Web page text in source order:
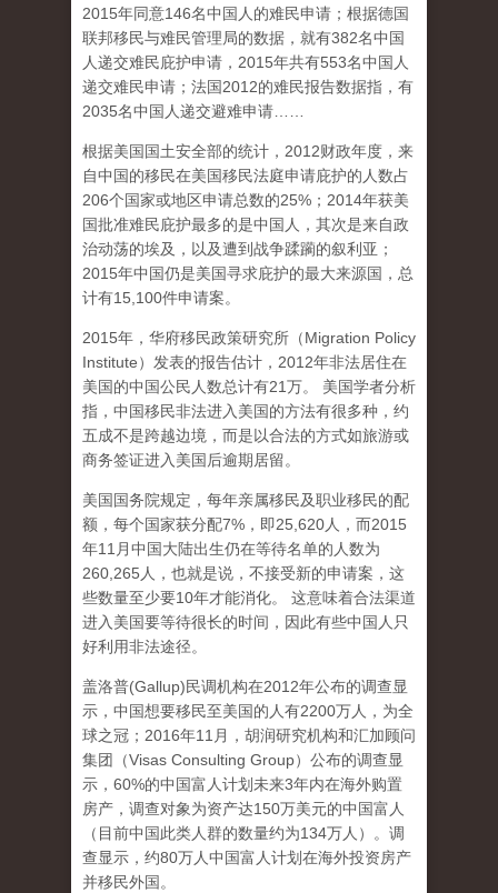
2015年同意146名中国人的难民申请；根据德国
联邦移民与难民管理局的数据，就有382名中国
人递交难民庇护申请，2015年共有553名中国人
递交难民申请；法国2012的难民报告数据指，有
2035名中国人递交避难申请……
根据美国国土安全部的统计，2012财政年度，来
自中国的移民在美国移民法庭申请庇护的人数占
206个国家或地区申请总数的25%；2014年获美
国批准难民庇护最多的是中国人，其次是来自政
治动荡的埃及，以及遭到战争蹂躏的叙利亚；
2015年中国仍是美国寻求庇护的最大来源国，总
计有15,100件申请案。
2015年，华府移民政策研究所（Migration Policy
Institute）发表的报告估计，2012年非法居住在
美国的中国公民人数总计有21万。 美国学者分析
指，中国移民非法进入美国的方法有很多种，约
五成不是跨越边境，而是以合法的方式如旅游或
商务签证进入美国后逾期居留。
美国国务院规定，每年亲属移民及职业移民的配
额，每个国家获分配7%，即25,620人，而2015
年11月中国大陆出生仍在等待名单的人数为
260,265人，也就是说，不接受新的申请案，这
些数量至少要10年才能消化。 这意味着合法渠道
进入美国要等待很长的时间，因此有些中国人只
好利用非法途径。
盖洛普(Gallup)民调机构在2012年公布的调查显
示，中国想要移民至美国的人有2200万人，为全
球之冠；2016年11月，胡润研究机构和汇加顾问
集团（Visas Consulting Group）公布的调查显
示，60%的中国富人计划未来3年内在海外购置
房产，调查对象为资产达150万美元的中国富人
（目前中国此类人群的数量约为134万人）。调
查显示，约80万人中国富人计划在海外投资房产
并移民外国。